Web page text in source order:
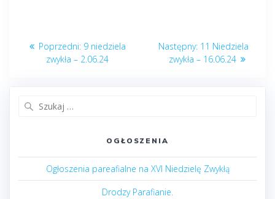
Nawigacja
wpisu
Poprzedni: Poprzedni
post:
9 niedziela
zwykła – 2.06.24
Następny: Następny
post:
11 Niedziela
zwykła – 16.06.24
OGŁOSZENIA
Ogłoszenia pareafialne na XVI Niedzielę Zwykłą
Drodzy Parafianie.